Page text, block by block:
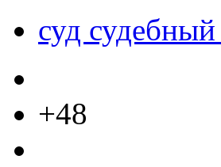
суд
+48